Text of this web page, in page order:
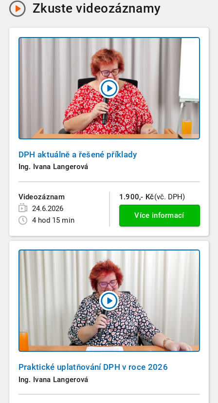
Zkustevideozáznamy
DPH aktuálně a řešené příklady
Ing. Ivana Langerová
Videozáznam
24.6.2026
4 hod 15 min
1.900,- Kč(vč. DPH)
Více informací
Praktické uplatňování DPH v roce 2026
Ing. Ivana Langerová